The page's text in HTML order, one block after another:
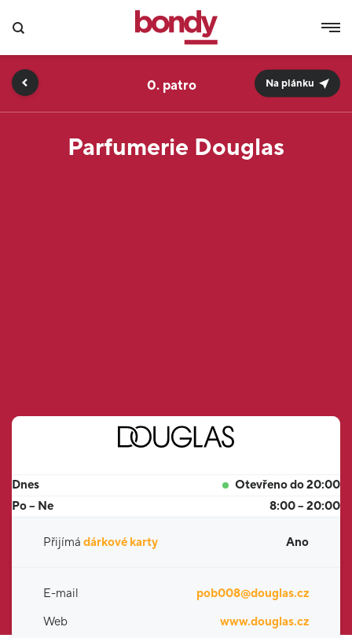
Parfumerie Douglas
0. Na plánku
Dnes
Otevřeno do 20:00
Po – Ne
8:00 – 20:00
Přijímá dárkové karty Ano
E-mail
pob008@douglas.cz
Web
www.douglas.cz